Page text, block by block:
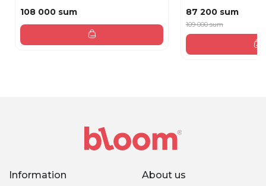
108 000 sum 87 200 sum
109 000 sum
Information About us